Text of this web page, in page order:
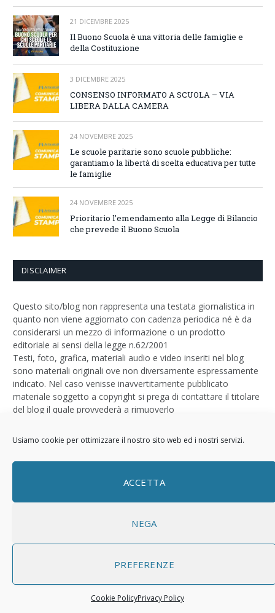
Usiamo cookie per ottimizzare il nostro sito web ed i nostri servizi.
ACCETTA
NEGA
PREFERENZE
Cookie PolicyPrivacy Policy
21 DICEMBRE 2025
Il Buono Scuola è una vittoria delle famiglie e
della Costituzione
3 DICEMBRE 2025
CONSENSO INFORMATO A SCUOLA – VIA
LIBERA DALLA CAMERA
24 NOVEMBRE 2025
Le scuole paritarie sono scuole pubbliche:
garantiamo la libertà di scelta educativa per tutte
le famiglie
24 NOVEMBRE 2025
Prioritario l’emendamento alla Legge di Bilancio
che prevede il Buono Scuola
DISCLAIMER
Questo sito/blog non rappresenta una testata giornalistica in
quanto non viene aggiornato con cadenza periodica né è da
considerarsi un mezzo di informazione o un prodotto
editoriale ai sensi della legge n.62/2001
Testi, foto, grafica, materiali audio e video inseriti nel blog
sono materiali originali ove non diversamente espressamente
indicato. Nel caso venisse inavvertitamente pubblicato
materiale soggetto a copyright si prega di contattare il titolare
del blog il quale provvederà a rimuoverlo
Logo bySizegraph
© 2026 ThemeSphere. Designed byThemeSphere